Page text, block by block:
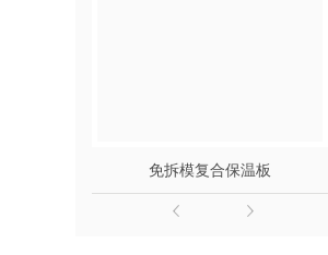
免拆模复合保温板